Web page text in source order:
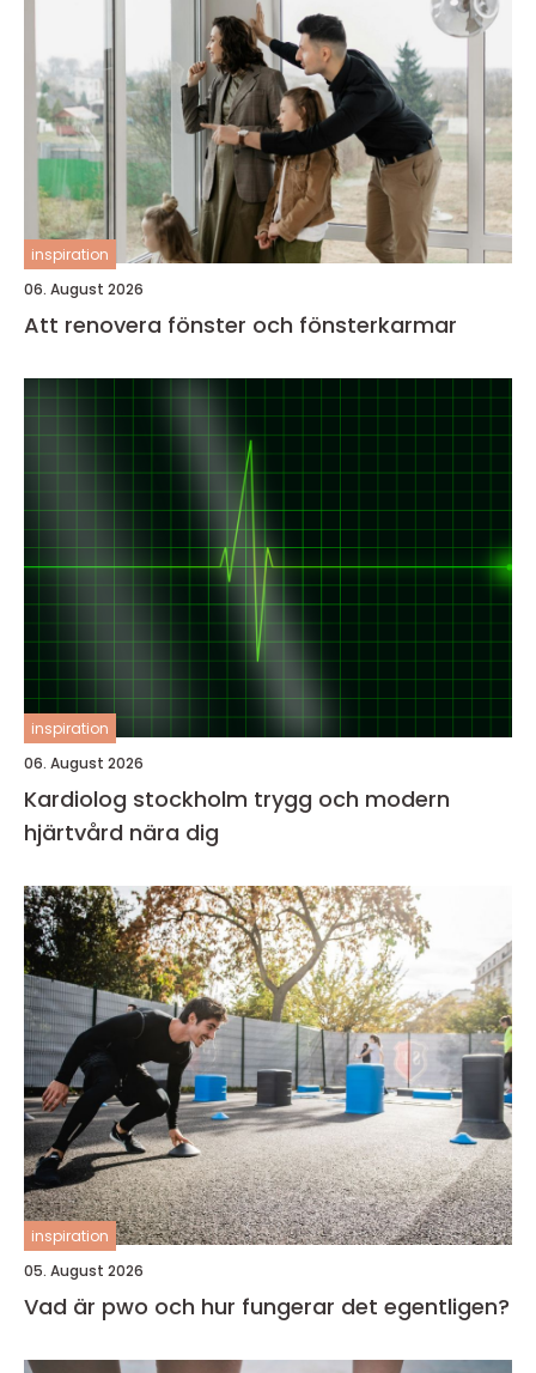
inspiration
06. August 2026
Att renovera fönster och fönsterkarmar
inspiration
06. August 2026
Kardiolog stockholm trygg och modern
hjärtvård nära dig
inspiration
05. August 2026
Vad är pwo och hur fungerar det egentligen?